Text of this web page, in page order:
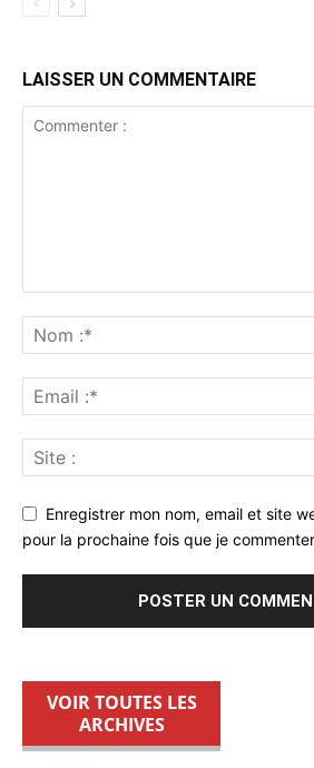
LAISSER UN COMMENTAIRE
Enregistrer mon nom, email et site
pour la prochaine fois que je
VOIR TOUTES LES
ARCHIVES